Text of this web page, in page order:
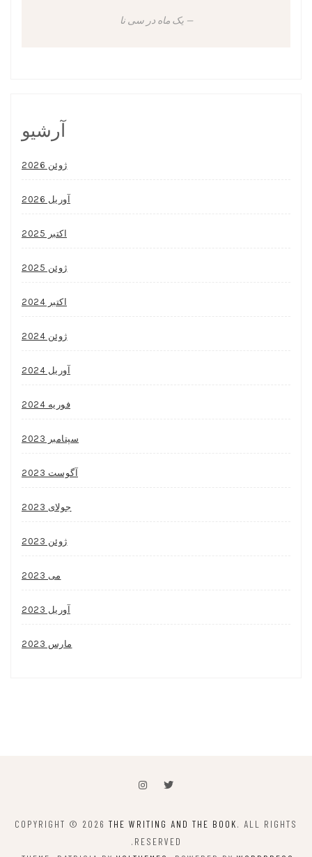
یک ماه در سی نا
آرشیو
ژوئن 2026
آوریل 2026
اکتبر 2025
ژوئن 2025
اکتبر 2024
ژوئن 2024
آوریل 2024
فوریه 2024
سپتامبر 2023
آگوست 2023
جولای 2023
ژوئن 2023
می 2023
آوریل 2023
مارس 2023
COPYRIGHT © 2026 THE WRITING AND THE BOOK. ALL RIGHTS
RESERVED.